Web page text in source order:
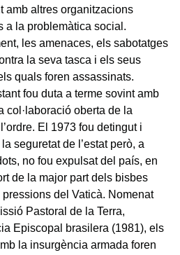
amb altres organitzacions
a la problemàtica social.
les amenaces, els sabotatges
la seva tasca i els seus
quals foren assassinats.
fou duta a terme sovint amb
col·laboració oberta de la
El 1973 fou detingut i
seguretat de l’estat però, a
no fou expulsat del país, en
de la major part dels bisbes
del Vaticà. Nomenat
Pastoral de la Terra,
Episcopal brasilera (1981), els
la insurgència armada foren